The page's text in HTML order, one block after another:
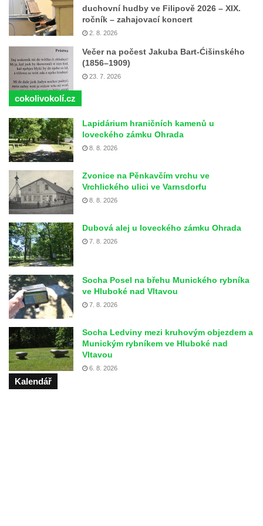
duchovní hudby ve Filipově 2026 – XIX.
ročník – zahajovací koncert
2. 8. 2026
Večer na počest Jakuba Bart-Ćišinského
(1856–1909)
23. 7. 2026
cokolivokolí.cz
Lapidárium hraničních kamenů u
loveckého zámku Ohrada
8. 8. 2026
Zvonice na Pěnkavčím vrchu ve
Vrchlického ulici ve Varnsdorfu
8. 8. 2026
Dubová alej u loveckého zámku Ohrada
7. 8. 2026
Socha Posel na břehu Munického rybníka
ve Hluboké nad Vltavou
7. 8. 2026
Socha Ledviny mezi kruhovým objezdem a
Munickým rybníkem ve Hluboké nad
Vltavou
6. 8. 2026
Kalendář